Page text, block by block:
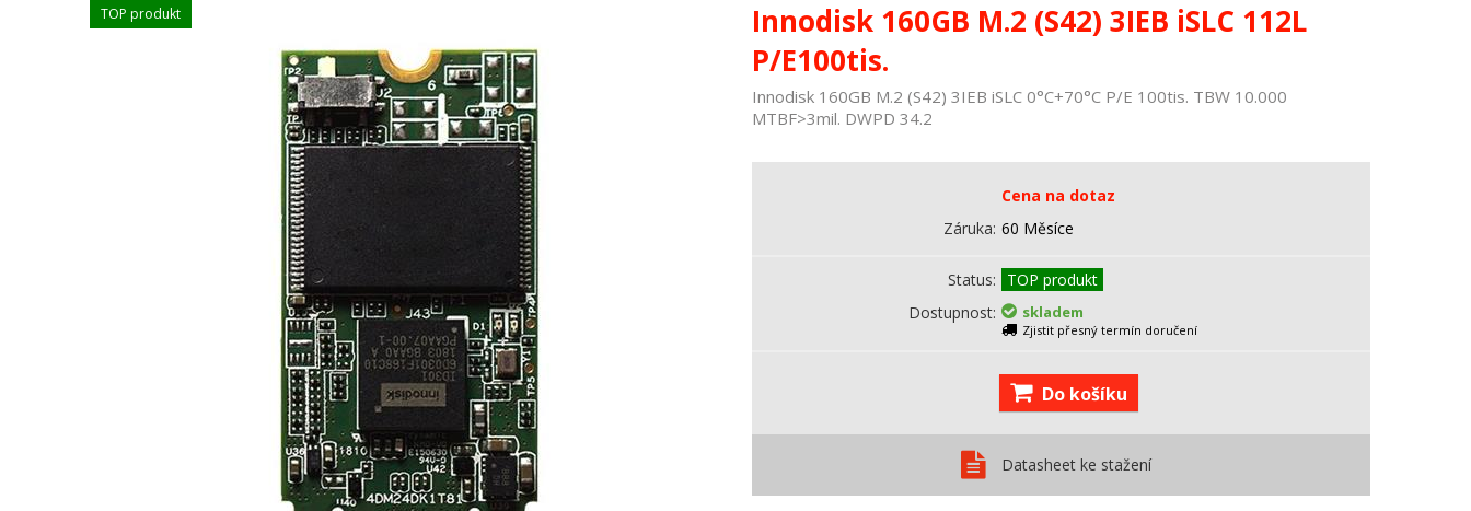
TOP produkt
Innodisk 160GB M.2 (S42) 3IEB iSLC 112L
P/E100tis.
Innodisk 160GB M.2 (S42) 3IEB iSLC 0°C+70°C P/E 100tis. TBW 10.000
MTBF>3mil. DWPD 34.2
Cena na dotaz
Záruka 60 Měsíce
Status
TOP produkt
Dostupnost
skladem
Zjistit přesný termín doručení
Do košíku
Datasheet ke stažení